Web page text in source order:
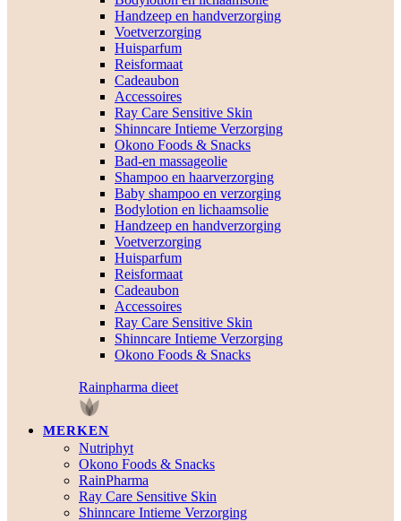
Handzeep en handverzorging
Voetverzorging
Huisparfum
Reisformaat
Cadeaubon
Accessoires
Ray Care Sensitive Skin
Shinncare Intieme Verzorging
Okono Foods & Snacks
Bad-en massageolie
Shampoo en haarverzorging
Baby shampoo en verzorging
Bodylotion en lichaamsolie
Handzeep en handverzorging
Voetverzorging
Huisparfum
Reisformaat
Cadeaubon
Accessoires
Ray Care Sensitive Skin
Shinncare Intieme Verzorging
Okono Foods & Snacks
Rainpharma dieet
MERKEN
Nutriphyt
Okono Foods & Snacks
RainPharma
Ray Care Sensitive Skin
Shinncare Intieme Verzorging